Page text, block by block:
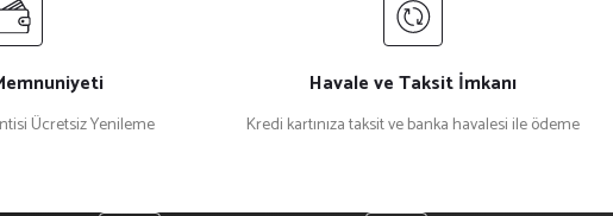
Ücretsiz Yenileme
Havale ve Taksit İmkanı
Kredi kartınıza taksit ve banka havalesi ile ödeme